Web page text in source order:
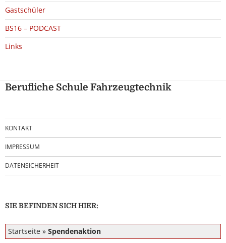
Gastschüler
BS16 – PODCAST
Links
Berufliche Schule Fahrzeugtechnik
KONTAKT
IMPRESSUM
DATENSICHERHEIT
SIE BEFINDEN SICH HIER:
Startseite » Spendenaktion